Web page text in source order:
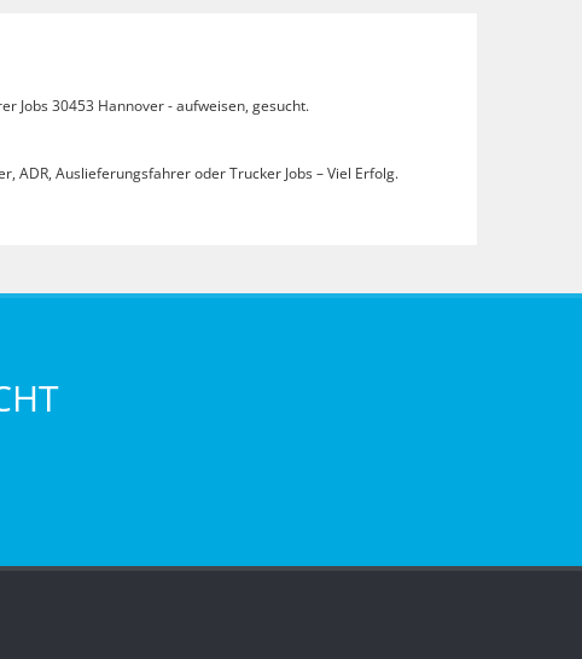
Jobs 30453 Hannover - aufweisen, gesucht.
ADR, Auslieferungsfahrer oder Trucker Jobs – Viel Erfolg.